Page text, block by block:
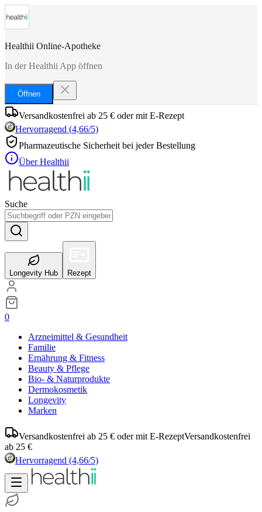
Healthii Online-Apotheke
In der Healthii App öffnen
Öffnen
Versandkostenfrei ab 25 € oder mit E-Rezept
Hervorragend (4,66/5)
Pharmazeutische Sicherheit bei jeder Bestellung
Über Healthii
Suche
Longevity Hub Rezept
0
Arzneimittel & Gesundheit
Familie
Ernährung & Fitness
Beauty & Pflege
Bio- & Naturprodukte
Dermokosmetik
Longevity
Marken
Versandkostenfrei ab 25 € oder mit E-RezeptVersandkostenfrei
ab 25 €
Hervorragend (4,66/5)